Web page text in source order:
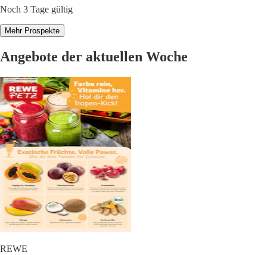
Noch 3 Tage gültig
Mehr Prospekte
Angebote der aktuellen Woche
REWE